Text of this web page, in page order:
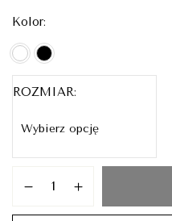
Kolor
ROZMIAR